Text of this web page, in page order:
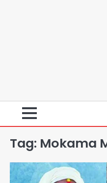
Tag: Mokama
स्वतंत्रता
दिल्ली